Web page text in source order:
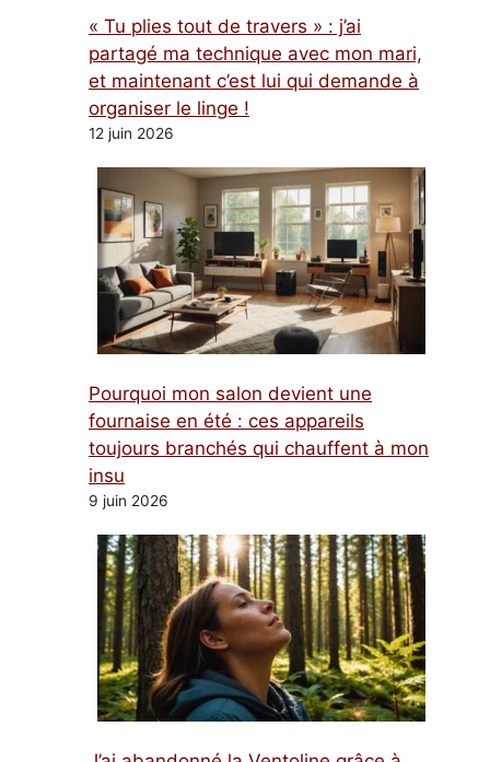
« Tu plies tout de travers » : j’ai
partagé ma technique avec mon mari,
et maintenant c’est lui qui demande à
organiser le linge !
12 juin 2026
Pourquoi mon salon devient une
fournaise en été : ces appareils
toujours branchés qui chauffent à mon
insu
9 juin 2026